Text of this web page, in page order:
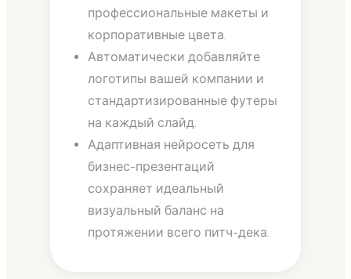
профессиональные макеты и
корпоративные цвета.
Автоматически добавляйте
логотипы вашей компании и
стандартизированные футеры
на каждый слайд.
Адаптивная нейросеть для
бизнес-презентаций
сохраняет идеальный
визуальный баланс на
протяжении всего питч-дека.